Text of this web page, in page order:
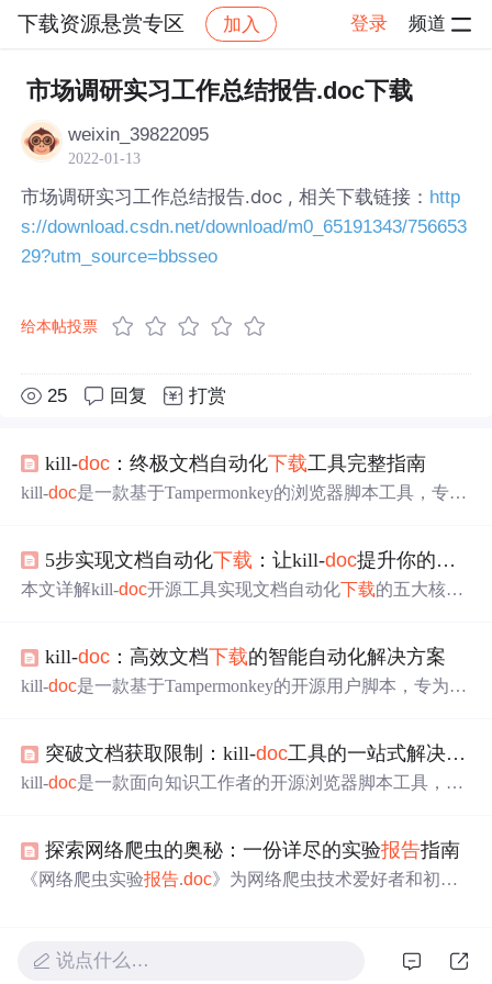
下载资源悬赏专区 加入 登录 频道
社区 下载资源悬赏专区 帖子详情
市场调研实习工作总结报告.doc下载
weixin_39822095
2022-01-13
市场调研实习工作总结报告.doc , 相关下载链接： http
s://download.csdn.net/download/m0_65191343/756653
29?utm_source=bbsseo
给本帖投票
25 回复 打赏
kill-doc ：终极文档自动化下载工具完整指南
kill-doc是一款基于Tampermonkey的浏览器脚本工具，专为
登录验证、Canvas内容解析、图片拼接转PDF、多格式导
出及批量处理。支持学术研究、教育学习与职场办公场
5步实现文档自动化下载 ：让kill-doc提升你的文档获取效率
本文详解kill-doc开源工具实现文档自动化下载的五大核心
值；解析DOM深度遍历、障碍突破与Canvas OCR混合提
取等关键技术；提供Tampermonkey环境配置、脚本安装、
取。
kill-doc ：高效文档下载的智能自动化解决方案
kill-doc是一款基于Tampermonkey的开源用户脚本，专为自
可复制内容，支持PDF/IMG/TXT/ZIP多格式导出，并具备
异步加载、滚动模拟、错误重试等鲁棒性机制。项目强调
突破文档获取限制：kill-doc工具的一站式解决方案
kill-doc是一款面向知识工作者的开源浏览器脚本工具，专
与导出。其核心技术基于渲染层内容提取，支持PDF/图片/
文本输出及OCR识别，兼顾高效性、稳定性和合规性，适
探索网络爬虫的奥秘：一份详尽的实验报告指南
《网络爬虫实验报告.doc》为网络爬虫技术爱好者和初学
细步骤和结果分析。适用于数据采集、自动化测试等场
景，强调合法合规，助用户掌握爬虫核心技术。
说点什么…